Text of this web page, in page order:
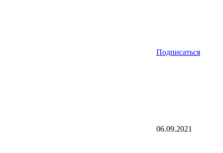
Подписаться
06.09.2021